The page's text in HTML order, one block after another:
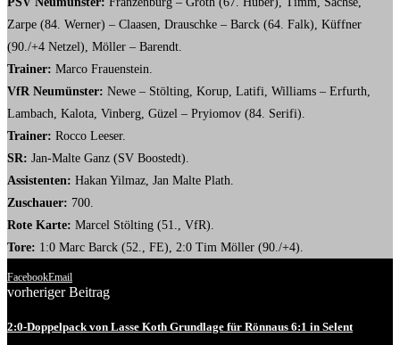
Zarpe (84. Werner) – Claasen, Drauschke – Barck (64. Falk), Küffner
(90./+4 Netzel), Möller – Barendt.
Trainer: Marco Frauenstein.
VfR Neumünster: Newe – Stölting, Korup, Latifi, Williams – Erfurth,
Lambach, Kalota, Vinberg, Güzel – Pryiomov (84. Serifi).
Trainer: Rocco Leeser.
SR: Jan-Malte Ganz (SV Boostedt).
Assistenten: Hakan Yilmaz, Jan Malte Plath.
Zuschauer: 700.
Rote Karte: Marcel Stölting (51., VfR).
Tore: 1:0 Marc Barck (52., FE), 2:0 Tim Möller (90./+4).
FacebookEmail
vorheriger Beitrag
2:0-Doppelpack von Lasse Koth Grundlage für Rönnaus 6:1 in Selent